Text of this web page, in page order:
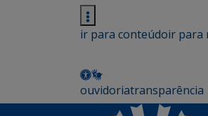
ir para conteúdoir para
ouvidoriatransparência